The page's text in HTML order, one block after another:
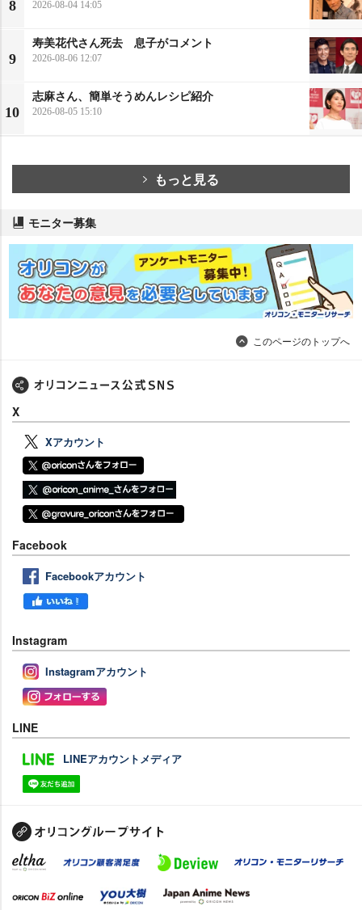
8 2026-08-04 14:05
9
寿美花代さん死去 息子がコメント
2026-08-06 12:07
10
志麻さん、簡単そうめんレシピ紹介
2026-08-05 15:10
もっと見る
モニター募集
このページのトップへ
X
Xアカウント
Facebook
Facebookアカウント
Instagram
Instagramアカウント
LINE
LINEアカウントメディア